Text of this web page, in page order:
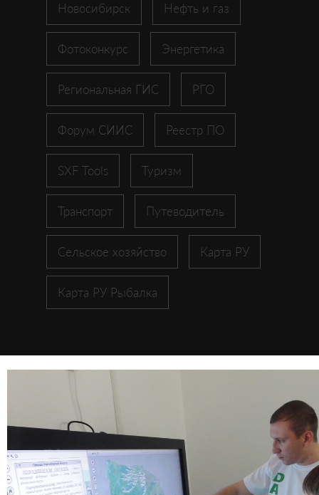
Новосибирск Нефть и газ
Фотоконкурс Энергетика
Региональная ГИС РГО
Форум СИИС Реестр ПО
SXF Tools Туризм
Транспорт Путеводитель
Сельское хозяйство Карта РУ
Карта РУ Рыбалка